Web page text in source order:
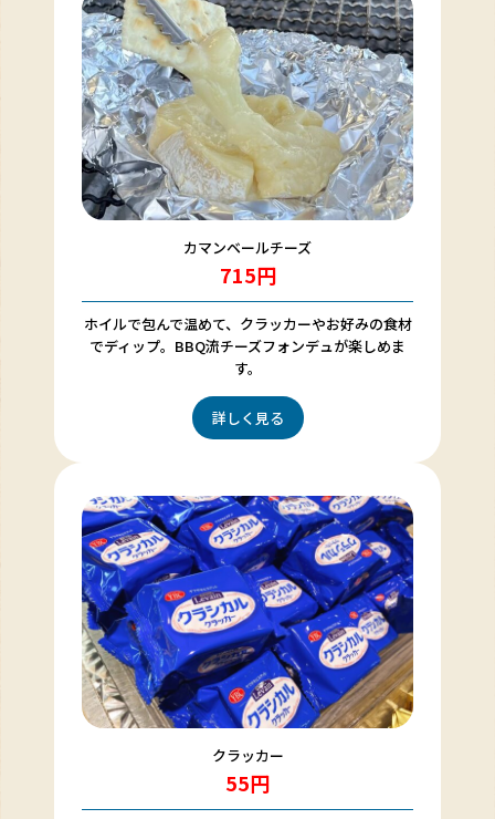
カマンベールチーズ
715円
ホイルで包んで温めて、クラッカーやお好みの食材
でディップ。BBQ流チーズフォンデュが楽しめま
す。
詳しく見る
クラッカー
55円